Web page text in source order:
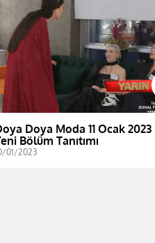
Doya Moda 11 Ocak 2023 │
Bölüm Tanıtımı
01/2023